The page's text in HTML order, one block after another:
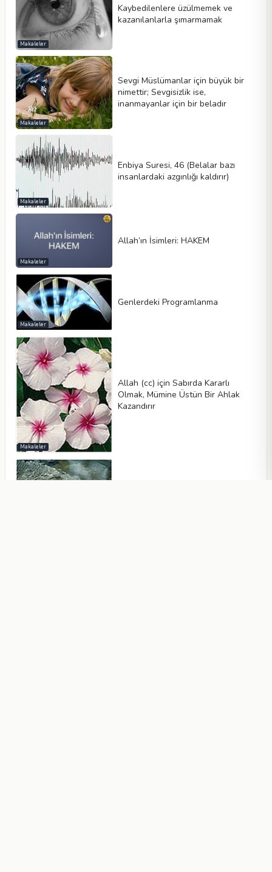
Makaleler
Kaybedilenlere üzülmemek ve
kazanılanlarla şımarmamak
Makaleler
Sevgi Müslümanlar için büyük bir
nimettir; Sevgisizlik ise,
inanmayanlar için bir beladır
Makaleler
Enbiya Suresi, 46 (Belalar bazı
insanlardaki azgınlığı kaldırır)
Makaleler
Allah’ın İsimleri: HAKEM
Makaleler
Genlerdeki Programlanma
Makaleler
Allah (cc) için Sabırda Kararlı
Olmak, Mümine Üstün Bir Ahlak
Kazandırır